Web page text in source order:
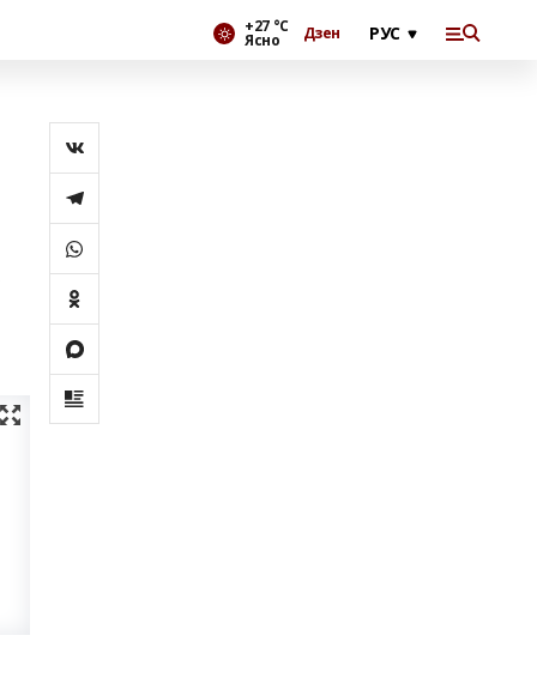
+27 °С
Ясно Дзен